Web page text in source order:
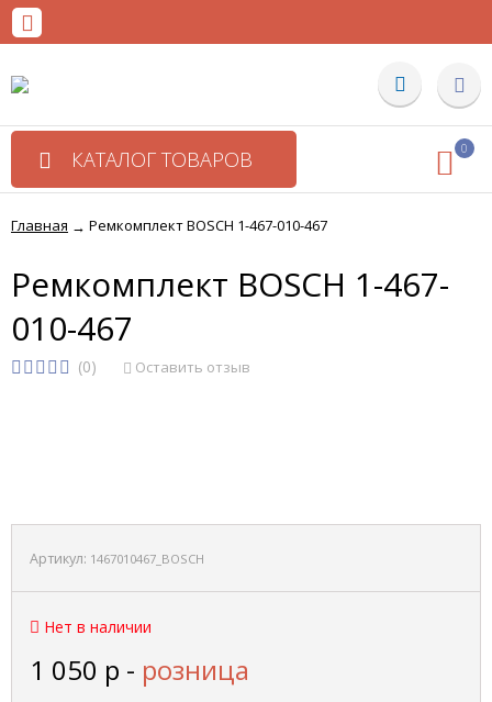
КАТАЛОГ ТОВАРОВ 0
Главная → Ремкомплект BOSCH 1-467-010-467
Ремкомплект BOSCH 1-467-
010-467
(0) Оставить отзыв
Артикул: 1467010467_BOSCH
Нет в наличии
1 050 р - розница